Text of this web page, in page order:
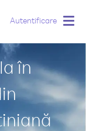
Autentificare
în